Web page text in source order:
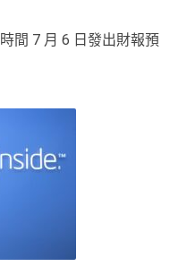
間 7 月 6 日發出財報預